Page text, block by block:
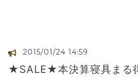
2015/01/24 14:59
★SALE★本決算寝具まる